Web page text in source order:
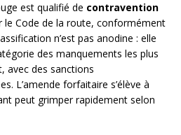
est qualifié de contravention
le Code de la route, conformément
n’est pas anodine : elle
des manquements les plus
avec des sanctions
L’amende forfaitaire s’élève à
peut grimper rapidement selon